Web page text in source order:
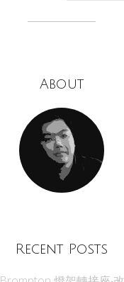
About
Recent Posts